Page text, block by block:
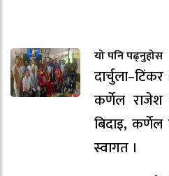
यो पनि पढ्नुहोस
कर्णेल राजेश
बिदाइ,
स्वागत ।